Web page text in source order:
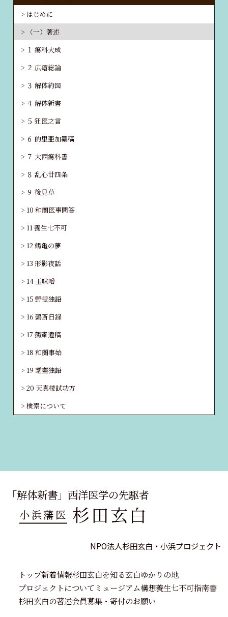
はじめに
（一）著述
１ 瘍科大成
２ 広瘡総論
３ 解体約図
４ 解体新書
５ 狂医之言
６ 的里亜加纂稿
７ 大西瘍科書
８ 乱心廿四条
９ 後見草
10 和蘭医事問答
11 養生七不可
12 鶴亀の夢
13 形影夜話
14 玉味噌
15 野叟独語
16 鷧斎日録
17 鷧斎遺稿
18 和蘭事始
19 耄耋独語
20 天真楼試功方
検索について
「解体新書」西洋医学の先駆者
小浜藩医 杉田玄白
NPO法人杉田玄白・小浜プロジェクト
トップ新着情報杉田玄白を知る玄白ゆかりの地
プロジェクトについて ミュージアム構想養生七不可指南書
杉田玄白の著述会員募集・寄付のお願い